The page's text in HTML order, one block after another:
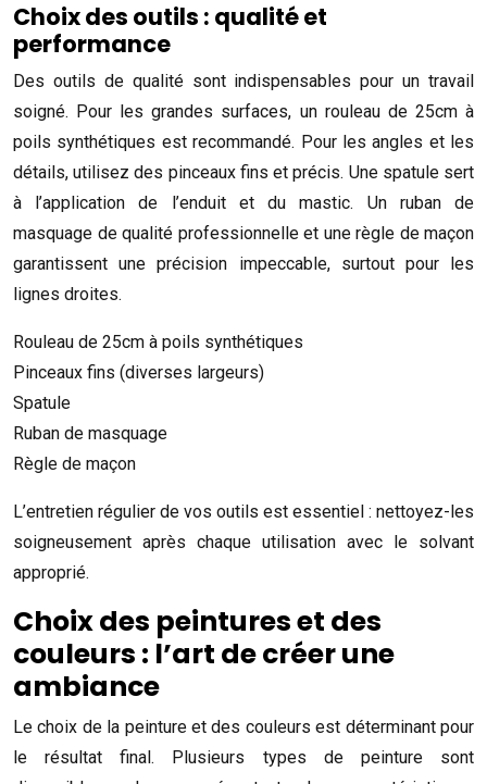
Choix des outils : qualité et
performance
Des outils de qualité sont indispensables pour un travail
soigné. Pour les grandes surfaces, un rouleau de 25cm à
poils synthétiques est recommandé. Pour les angles et les
détails, utilisez des pinceaux fins et précis. Une spatule sert
à l’application de l’enduit et du mastic. Un ruban de
masquage de qualité professionnelle et une règle de maçon
garantissent une précision impeccable, surtout pour les
lignes droites.
Rouleau de 25cm à poils synthétiques
Pinceaux fins (diverses largeurs)
Spatule
Ruban de masquage
Règle de maçon
L’entretien régulier de vos outils est essentiel : nettoyez-les
soigneusement après chaque utilisation avec le solvant
approprié.
Choix des peintures et des
couleurs : l’art de créer une
ambiance
Le choix de la peinture et des couleurs est déterminant pour
le résultat final. Plusieurs types de peinture sont